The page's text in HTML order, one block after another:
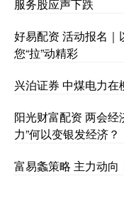
服务股应声下跌
好易配资 活动报名｜
您“拉”动精彩
兴泊证券 中煤电力
阳光财富配资 两会经
力”何以变银发经济？
富易螽策略 主力动